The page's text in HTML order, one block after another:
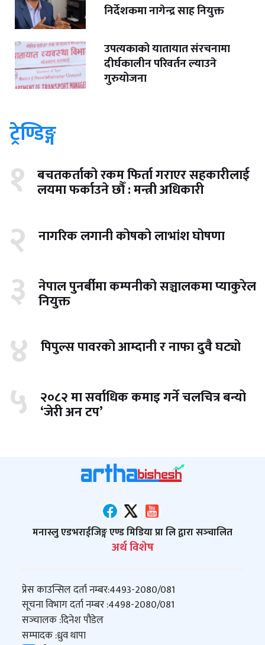
निर्देशकमा नागेन्द्र साह नियुक्त
उपत्यकाको यातायात संरचनामा
दीर्घकालीन परिवर्तन ल्याउने
गुरुयोजना
ट्रेण्डिङ्ग
१ बचतकर्ताको रकम फिर्ता गराएर सहकारीलाई
लयमा फर्काउने छौँ : मन्त्री अधिकारी
२ नागरिक लगानी कोषको लाभांश घोषणा
३ नेपाल पुनर्बीमा कम्पनीको सञ्चालकमा प्याकुरेल
नियुक्त
४ पिपुल्स पावरको आम्दानी र नाफा दुवै घट्यो
५ २०८२ मा सर्वाधिक कमाइ गर्ने चलचित्र बन्यो
‘जेरी अन टप’
मनास्लु एडभराईजिङ्ग एण्ड मिडिया प्रा लि द्वारा सञ्‍चालित
अर्थ विशेष
प्रेस काउन्सिल दर्ता नम्बर:4493-2080/081
सूचना विभाग दर्ता नम्बर :4498-2080/081
सञ्‍चालक :दिनेश पौडेल
सम्पादक :ध्रुव थापा